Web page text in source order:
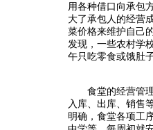
用各种借口向承包
大了承包人的经营
菜价格来维护自己
发现，一些农村学
午只吃零食或饿肚子
食堂的经营管理
入库、出库、销售
明确，食堂各项工